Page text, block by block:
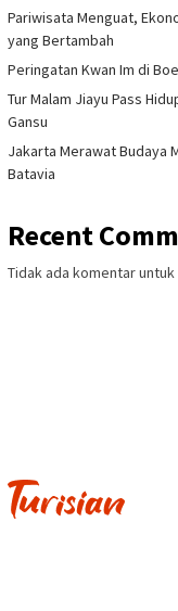
Pariwisata Menguat,
yang Bertambah
Peringatan Kwan Im di
Tur Malam Jiayu Pass
Gansu
Jakarta Merawat Budaya
Batavia
Recent
Tidak ada komentar